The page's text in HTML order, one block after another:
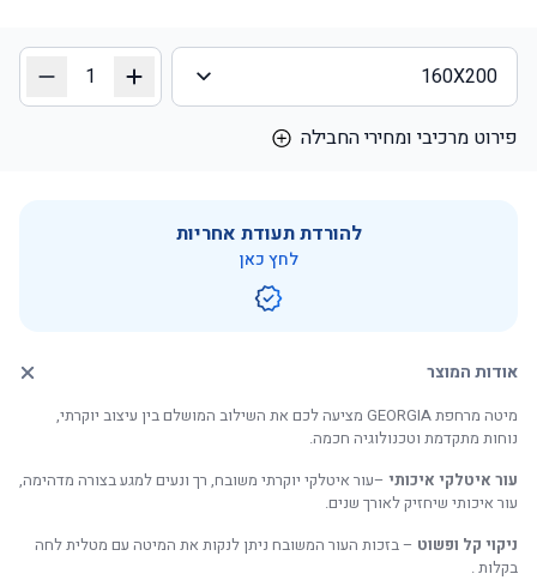
160X200
פירוט מרכיבי ומחירי החבילה
5,862 ₪
6,894 ₪
להורדת תעודת אחריות
לחץ כאן
אודות המוצר
מיטה מרחפת GEORGIA מציעה לכם את השילוב המושלם בין עיצוב יוקרתי,
נוחות מתקדמת וטכנולוגיה חכמה.
עור איטלקי איכותי –עור איטלקי יוקרתי משובח, רך ונעים למגע בצורה מדהימה,
עור איכותי שיחזיק לאורך שנים.
ניקוי קל ופשוט – בזכות העור המשובח ניתן לנקות את המיטה עם מטלית לחה
בקלות .